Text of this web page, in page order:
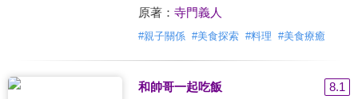
原著： 寺門義人
#親子關係 #美食探索 #料理 #美食療癒
和帥哥一起吃飯
8.1